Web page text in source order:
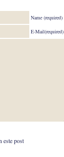
Name (required)
E-Mail(required)
este post